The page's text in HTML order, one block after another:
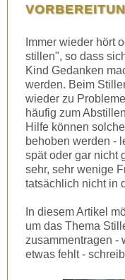
Immer wieder hört
stillen", so dass
Kind Gedanken
werden. Beim
wieder zu
häufig zum
Hilfe können
behoben werden -
spät oder gar nicht
sehr, sehr wenige
tatsächlich nicht in
In diesem Artikel
um das Thema
zusammentragen -
etwas fehlt -